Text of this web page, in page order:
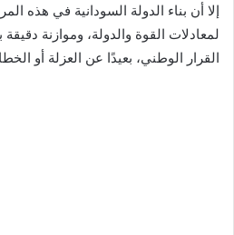
إلا أن بناء الدولة السودانية في هذه
لمعادلات القوة والدولة، وموازنة
القرار الوطني، بعيدًا عن العزلة أو